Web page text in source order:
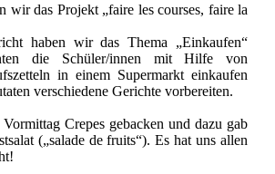
wir das Projekt „faire les courses, faire la
haben wir das Thema „Einkaufen“
die Schüler/innen mit Hilfe von
in einem Supermarkt einkaufen
verschiedene Gerichte vorbereiten.
Crepes gebacken und dazu gab
(„salade de fruits“). Es hat uns allen